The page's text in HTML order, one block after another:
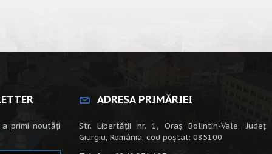
primi noutăți
ADRESA PRIMĂRIEI
Str. Libertății nr. 1, Oraș Bolintin-Vale, Județ
Giurgiu, România, cod poștal: 085100